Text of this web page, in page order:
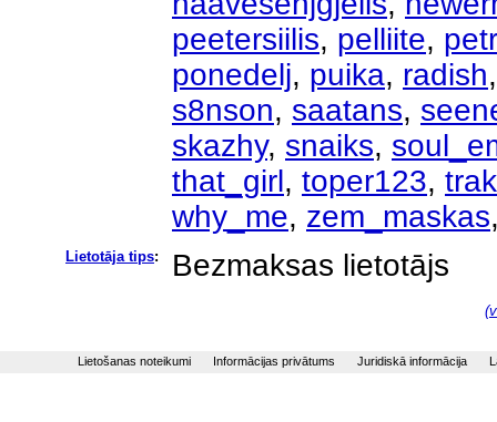
peetersiilis, pelliite,
ponedelj, puika, radish
s8nson, saatans,
skazhy, snaiks,
that_girl, toper123,
why_me, zem_maskas
Lietotāja tips: Bezmaksas lietotājs
Lietošanas noteikumi Informācijas privātums Juridiskā informācija